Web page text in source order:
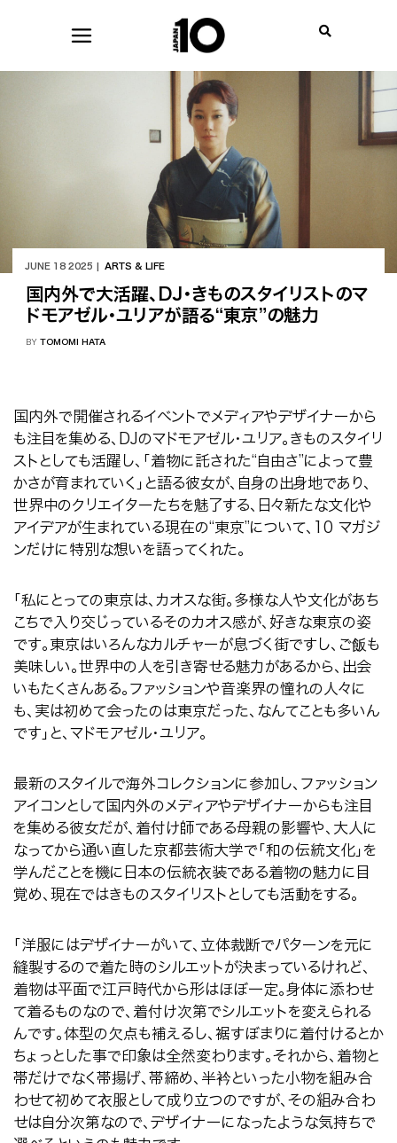
JUNE 18 2025 | ARTS & LIFE
国内外で大活躍、DJ・きものスタイリストのマ
ドモアゼル・ユリアが語る“東京”の魅力
BY TOMOMI HATA
国内外で開催されるイベントでメディアやデザイナーから
も注目を集める、 DJのマドモアゼル・ユリア。きものスタイリ
ストとしても活躍し、「着物に託された“自由さ”によって豊
かさが育まれていく」と語る彼女が、自身の出身地であり、
世界中のクリエイターたちを魅了する、日々新たな文化や
アイデアが生まれている現在の“東京”について、 10 マガジ
ンだけに特別な想いを語ってくれた。
「私にとっての東京は、カオスな街。多様な人や文化があち
こちで入り交じっているそのカオス感が、好きな東京の姿
です。東京はいろんなカルチャーが息づく街ですし、ご飯も
美味しい。世界中の人を引き寄せる魅力があるから、出会
いもたくさんある。ファッションや音楽界の憧れの人々に
も、実は初めて会ったのは東京だった、なんてことも多いん
です」と、マドモアゼル・ユリア。
最新のスタイルで海外コレクションに参加し、ファッション
アイコンとして国内外のメディアやデザイナーからも注目
を集める彼女だが、着付け師である母親の影響や、大人に
なってから通い直した京都芸術大学で「和の伝統文化」を
学んだことを機に日本の伝統衣装である着物の魅力に目
覚め、現在ではきものスタイリストとしても活動をする。
「洋服にはデザイナーがいて、立体裁断でパターンを元に
縫製するので着た時のシルエットが決まっているけれど、
着物は平面で江戸時代から形はほぼ一定。身体に添わせ
て着るものなので、着付け次第でシルエットを変えられる
んです。体型の欠点も補えるし、裾すぼまりに着付けるとか
ちょっとした事で印象は全然変わります。それから、着物と
帯だけでなく帯揚げ、帯締め、半衿といった小物を組み合
わせて初めて衣服として成り立つのですが、その組み合わ
せは自分次第なので、デザイナーになったような気持ちで